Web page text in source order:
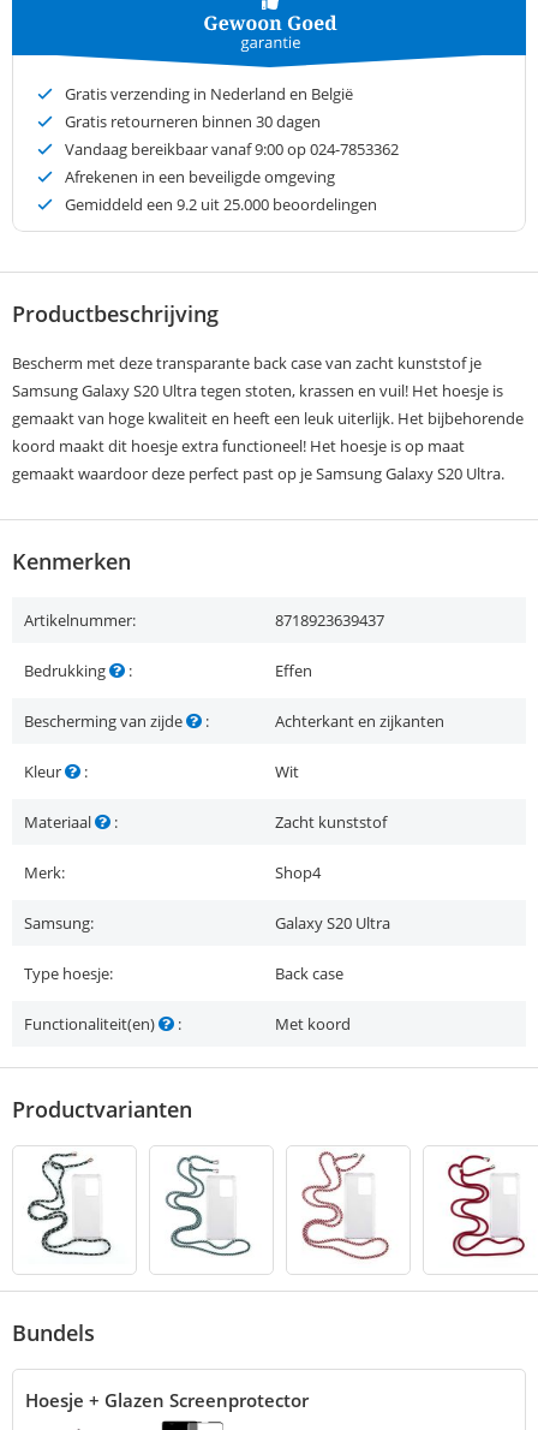
Gratis verzending in Nederland en België
Gratis retourneren binnen 30 dagen
Vandaag bereikbaar vanaf 9:00 op 024-7853362
Afrekenen in een beveiligde omgeving
Gemiddeld een 9.2 uit 25.000 beoordelingen
Productbeschrijving
Bescherm met deze transparante back case van zacht kunststof je
Samsung Galaxy S20 Ultra tegen stoten, krassen en vuil! Het hoesje is
gemaakt van hoge kwaliteit en heeft een leuk uiterlijk. Het bijbehorende
koord maakt dit hoesje extra functioneel! Het hoesje is op maat
gemaakt waardoor deze perfect past op je Samsung Galaxy S20 Ultra.
Kenmerken
Artikelnummer: 8718923639437
Bedrukking : Effen
Bescherming van zijde : Achterkant en zijkanten
Kleur : Wit
Materiaal : Zacht kunststof
Merk: Shop4
Samsung: Galaxy S20 Ultra
Type hoesje: Back case
Functionaliteit(en) : Met koord
Productvarianten
Bundels
Hoesje + Glazen Screenprotector